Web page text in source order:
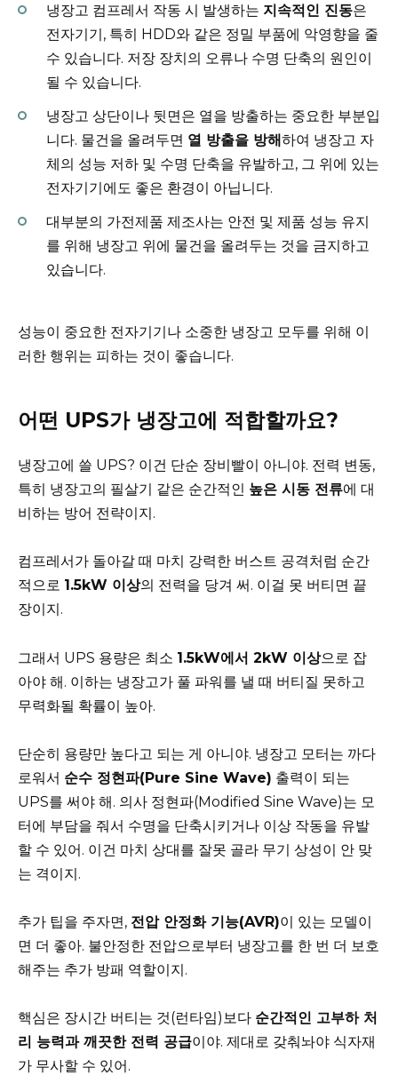
냉장고 컴프레서 작동 시 발생하는 지속적인 진동은
전자기기, 특히 HDD와 같은 정밀 부품에 악영향을 줄
수 있습니다. 저장 장치의 오류나 수명 단축의 원인이
될 수 있습니다.
냉장고 상단이나 뒷면은 열을 방출하는 중요한 부분입
니다. 물건을 올려두면 열 방출을 방해하여 냉장고 자
체의 성능 저하 및 수명 단축을 유발하고, 그 위에 있는
전자기기에도 좋은 환경이 아닙니다.
대부분의 가전제품 제조사는 안전 및 제품 성능 유지
를 위해 냉장고 위에 물건을 올려두는 것을 금지하고
있습니다.
성능이 중요한 전자기기나 소중한 냉장고 모두를 위해 이
러한 행위는 피하는 것이 좋습니다.
어떤 UPS가 냉장고에 적합할까요?
냉장고에 쓸 UPS? 이건 단순 장비빨이 아니야. 전력 변동,
특히 냉장고의 필살기 같은 순간적인 높은 시동 전류에 대
비하는 방어 전략이지.
컴프레서가 돌아갈 때 마치 강력한 버스트 공격처럼 순간
적으로 1.5kW 이상의 전력을 당겨 써. 이걸 못 버티면 끝
장이지.
그래서 UPS 용량은 최소 1.5kW에서 2kW 이상으로 잡
아야 해. 이하는 냉장고가 풀 파워를 낼 때 버티질 못하고
무력화될 확률이 높아.
단순히 용량만 높다고 되는 게 아니야. 냉장고 모터는 까다
로워서 순수 정현파(Pure Sine Wave) 출력이 되는
UPS를 써야 해. 의사 정현파(Modified Sine Wave)는 모
터에 부담을 줘서 수명을 단축시키거나 이상 작동을 유발
할 수 있어. 이건 마치 상대를 잘못 골라 무기 상성이 안 맞
는 격이지.
추가 팁을 주자면, 전압 안정화 기능(AVR)이 있는 모델이
면 더 좋아. 불안정한 전압으로부터 냉장고를 한 번 더 보호
해주는 추가 방패 역할이지.
핵심은 장시간 버티는 것(런타임)보다 순간적인 고부하 처
리 능력과 깨끗한 전력 공급이야. 제대로 갖춰놔야 식자재
가 무사할 수 있어.